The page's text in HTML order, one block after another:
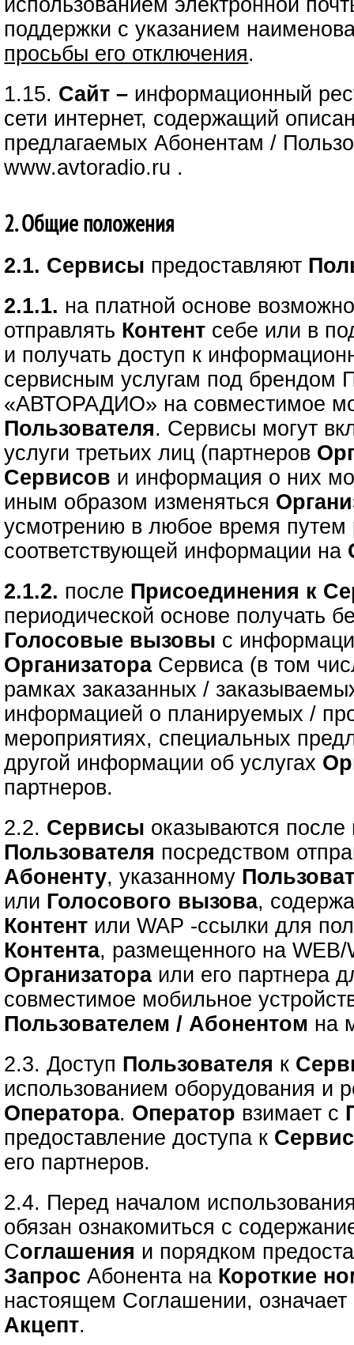
использованием электронной
поддержки с указанием
просьбы его отключения.
1.15. Сайт – информационный
сети интернет, содержащий
предлагаемых Абонентам /
www.avtoradio.ru .
2. Общие положения
2.1. Сервисы предоставляют
2.1.1. на платной основе
отправлять Контент себе или в
и получать доступ к
сервисным услугам под брендом
«АВТОРАДИО» на совместимое
Пользователя. Сервисы могут
услуги третьих лиц (партнеров
Сервисов и информация о них
иным образом изменяться
усмотрению в любое время
соответствующей информации на
2.1.2. после Присоединения к
периодической основе получать
Голосовые вызовы с
Организатора Сервиса (в том
рамках заказанных /
информацией о планируемых /
мероприятиях, специальных
другой информации об услугах
партнеров.
2.2. Сервисы оказываются
Пользователя посредством
Абоненту, указанному
или Голосового вызова,
Контент или WAP -ссылки для
Контента, размещенного на WEB/
Организатораили его партнера
совместимое мобильное
Пользователем / Абонентом на
2.3. Доступ Пользователя к
использованием оборудования и
Оператора. Оператор взимает с
предоставление доступа к
его партнеров.
2.4. Перед началом
обязан ознакомиться с
Соглашения и порядком
ЗапросАбонента на Короткие
настоящем Соглашении, означает
Акцепт.